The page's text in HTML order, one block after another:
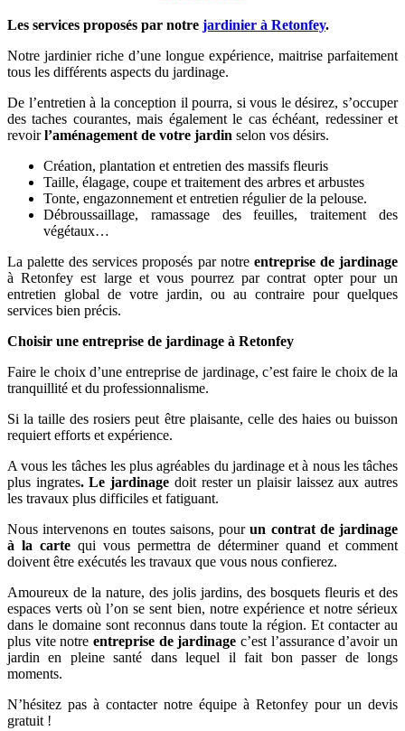
Les services proposés par notre jardinier à Retonfey.
Notre jardinier riche d’une longue expérience, maitrise parfaitement
tous les différents aspects du jardinage.
De l’entretien à la conception il pourra, si vous le désirez, s’occuper
des taches courantes, mais également le cas échéant, redessiner et
revoirl’aménagement de votre jardin selon vos désirs.
Création, plantation et entretien des massifs fleuris
Taille, élagage, coupe et traitement des arbres et arbustes
Tonte, engazonnement et entretien régulier de la pelouse.
Débroussaillage, ramassage des feuilles, traitement des
végétaux…
La palette des services proposés par notre entreprise de jardinage
à Retonfey est large et vous pourrez par contrat opter pour un
entretien global de votre jardin, ou au contraire pour quelques
services bien précis.
Choisir une entreprise de jardinage à Retonfey
Faire le choix d’une entreprise de jardinage, c’est faire le choix de la
tranquillité et du professionnalisme.
Si la taille des rosiers peut être plaisante, celle des haies ou buisson
requiert efforts et expérience.
A vous les tâches les plus agréables du jardinage et à nous les tâches
plus ingrates. Le jardinage doit rester un plaisir laissez aux autres
les travaux plus difficiles et fatiguant.
Nous intervenons en toutes saisons, pourun contrat de jardinage
à la carte qui vous permettra de déterminer quand et comment
doivent être exécutés les travaux que vous nous confierez.
Amoureux de la nature, des jolis jardins, des bosquets fleuris et des
espaces verts où l’on se sent bien, notre expérience et notre sérieux
dans le domaine sont reconnus dans toute la région. Et contacter au
plus vite notre entreprise de jardinage c’est l’assurance d’avoir un
jardin en pleine santé dans lequel il fait bon passer de longs
moments.
N’hésitez pas à contacter notre équipe à Retonfey pour un devis
gratuit !